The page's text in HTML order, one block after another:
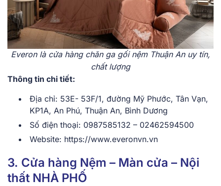
Everon là cửa hàng chăn ga gối nệm Thuận An uy tín,
chất lượng
Thông tin chi tiết:
Địa chỉ: 53E- 53F/1, đường Mỹ Phước, Tân Vạn,
KP1A, An Phú, Thuận An, Bình Dương
Số điện thoại: 0987585132 – 02462594500
Website: https://www.everonvn.vn
3. Cửa hàng Nệm – Màn cửa – Nội
thất NHÀ PHỐ